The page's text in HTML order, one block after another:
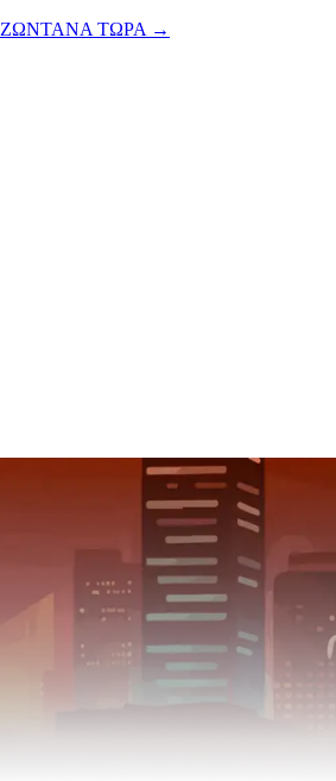
ΖΩΝΤΑΝΑ ΤΩΡΑ →